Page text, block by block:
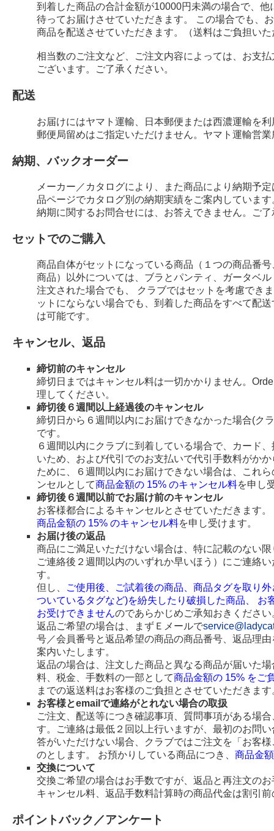
到着した商品の合計金額が10000円未満の場合で、
待ってお届けさせていただきます。 この場合でも、
商品を配送させていただきます。（送料はご負担い
相当数のご注文など、ご注文内容によっては、お支
ございます。ご了承ください。
配送
お届けにはヤマト運輸、日本郵便または西濃運輸を
郵便局留めはご指定いただけません。ヤマト運輸営
納期、バックオーダー
メーカー／カタログにより、また商品により納期予
品ページでカタログ別の納期実績をご案内しています
納期に関するお問合せには、お答えできません。ご
セットでのご購入
商品自体がセットになっている商品（１つの商品番
商品）以外については、ブラとパンティ、ガータベ
注文された場合でも、 クラブではセットを考慮でき
ットにならない場合でも、到着した商品をすべて配
は可能です。
キャンセル、返品
締切前のキャンセル
締切日まではキャンセル料は一切かかりません。
理してください。
締切後６週間以上経過後のキャンセル
締切日から６週間以内にお届けできなかった場合(ク
です。
６週間以内にクラブに到着している場合で、カード
いため、および代引でのお支払いで代引手数料がか
ために、６週間以内にお届けできない場合は、これ
ンセルとして商品金額の 15% のキャンセル料を申し
締切後６週間以前でお届け前のキャンセル
お客様都合によるキャンセルとさせていただきます。
商品金額の 15% のキャンセル料を申し受けます。
お届け後の返品
商品にご満足いただけない場合は、特に記載のない
ご連絡後２週間以内のいずれか早いほう）にご連絡
す。
但し、
ご使用後、ご試着後の商品、商品タグを取り
ついているタグなど)を紛失したり破損した商品、
お受けできませんのであらかじめご承知おきください
返品ご希望の場合は、まずＥメールで
号／会員番号と返品希望の商品の商品番号、返品理
案内いたします。
返品の場合は、注文した商品と異なる商品が届いた
料、税金、手数料の一部として商品金額の 15% をご
までの返送料はお客様のご負担とさせていただきます
お客様とemailで連絡がとれない場合の取扱
ご注文、配送等につき確認事項、質問事項がある場
す。ご連絡は最低２回以上行いますが、最初のお問
答がいただけない場合、クラブではご注文を「お客
のとします。 お預かりしている商品につき、 商品金
交換について
交換ご希望の場合はお手数ですが、返品と再注文の
キャンセル料、返品手数料計算時の商品代金は割引
ポイントバック／アンケート